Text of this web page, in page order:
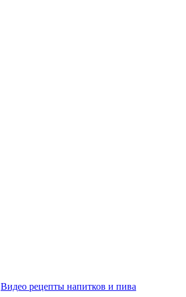
Видео рецепты напитков и пива